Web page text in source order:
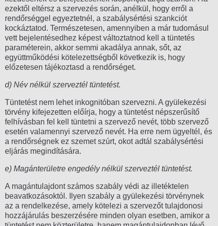
ezektől eltérsz a szervezés során, anélkül, hogy erről a
rendőrséggel egyeztetnél, a szabálysértési szankciót
kockáztatod. Természetesen, amennyiben a már tudomásul
vett bejelentésedhez képest változtatnod kell a tüntetés
paraméterein, akkor semmi akadálya annak, sőt, az
együttműködési kötelezettségből következik is, hogy
előzetesen tájékoztasd a rendőrséget.
d) Név nélkül szerveztél tüntetést.
Tüntetést nem lehet inkognitóban szervezni. A gyülekezési
törvény kifejezetten előírja, hogy a tüntetést népszerűsítő
felhívásban fel kell tüntetni a szervező nevét, több szervező
esetén valamennyi szervező nevét. Ha erre nem ügyeltél, és
a rendőrségnek ez szemet szúrt, okot adtál szabálysértési
eljárás megindítására.
e) Magánterületre engedély nélkül szerveztél tüntetést.
A magántulajdont számos szabály védi az illetéktelen
beavatkozásoktól. Ilyen szabály a gyülekezési törvénynek
az a rendelkezése, amely kötelezi a szervezőt tulajdonosi
hozzájárulás beszerzésére minden olyan esetben, amikor a